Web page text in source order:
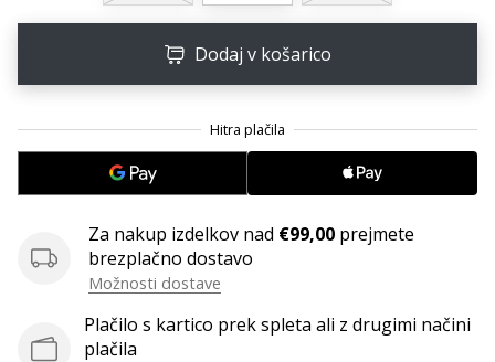
Dodaj v košarico
Za nakup izdelkov nad €99,00 prejmete
brezplačno dostavo
Možnosti dostave
Plačilo s kartico prek spleta ali z drugimi načini
plačila